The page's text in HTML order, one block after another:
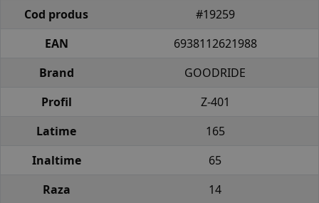
Cod produs
#19259
EAN
6938112621988
Brand
GOODRIDE
Profil
Z-401
Latime
165
Inaltime
65
Raza
14